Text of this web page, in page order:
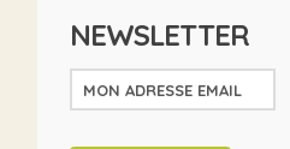
NEWSLETTER